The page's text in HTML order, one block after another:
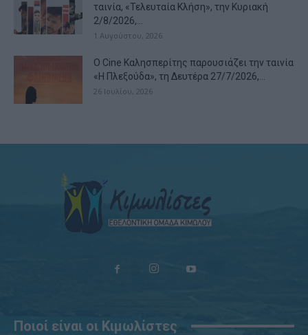
ταινία, «Τελευταία Κλήση», την Κυριακή
2/8/2026,...
1 Αυγούστου, 2026
Ο Cine Καλησπερίτης παρουσιάζει την ταινία
«Η Πλεξούδα», τη Δευτέρα 27/7/2026,...
26 Ιουλίου, 2026
Ποιοί είναι οι Κιμωλίστες